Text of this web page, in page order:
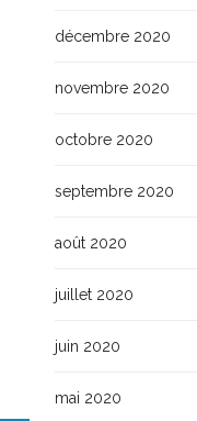
décembre 2020
novembre 2020
octobre 2020
septembre 2020
août 2020
juillet 2020
juin 2020
mai 2020